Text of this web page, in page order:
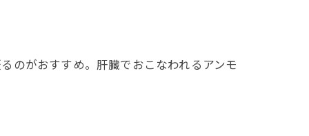
のがおすすめ。肝臓でおこなわれるアンモ